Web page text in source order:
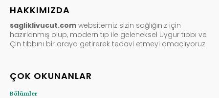
HAKKIMIZDA
sagliklivucut.com websitemiz sizin sağlığınız için
hazırlanmış olup, modern tıp ile geleneksel Uygur tıbbı ve
Çin tıbbını bir araya getirerek tedavi etmeyi amaçlıyoruz.
ÇOK OKUNANLAR
Bölümler